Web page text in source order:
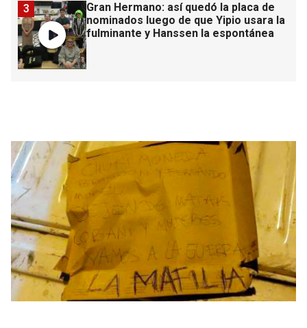
Gran Hermano: así quedó la placa de
nominados luego de que Yipio usara la
fulminante y Hanssen la espontánea
3